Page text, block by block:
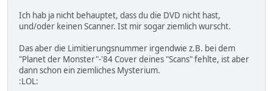
Ich hab ja nicht behauptet, dass du die DVD nicht hast,
und/oder keinen Scanner. Ist mir sogar ziemlich wurscht.
Das aber die Limitierungsnummer irgendwie z.B. bei dem
"Planet der Monster"-'84 Cover deines "Scans" fehlte, ist aber
dann schon ein ziemliches Mysterium.
:LOL: